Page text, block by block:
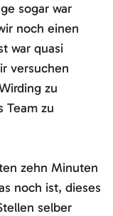
sogar war
noch einen
war quasi
versuchen
zu
Team zu
zehn Minuten
noch ist, dieses
selber